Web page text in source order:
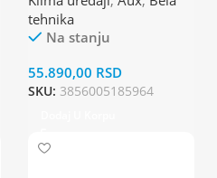
tehnika
Na stanju
55.890,00 RSD
SKU: 3856005185964